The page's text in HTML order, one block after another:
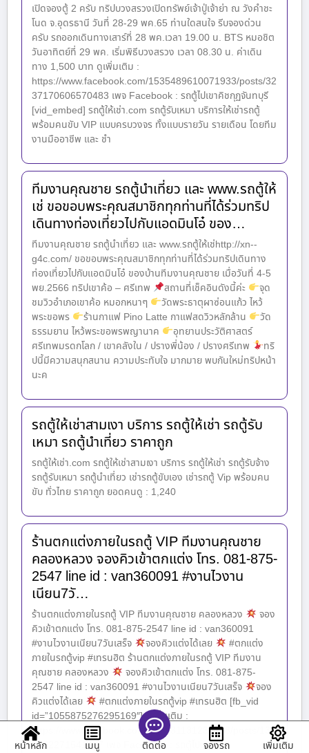
เปิดจองตู้ 2 ครับ ทริปบวงสรวงเปิดทรัพย์เจ้าปู่เจ้าย่า ณ วังคำชะ
โนด จ.อุดรธานี วันที่ 28-29 พค.65 ท่านใดสนใจ รีบจองด่วน
ครับ รถออกเดินทางเสาร์ที่ 28 พค.เวลา 19.00 น. BTS หมอชิต
วันอาทิตย์ที่ 29 พค. เริ่มพิธีบวงสรวง เวลา 08.30 น. ค่าเดิน
ทาง 1,500 บาท ดูเพิ่มเติม :
https://www.facebook.com/1535489610071933/posts/32
37170606570483 เพจ Facebook : รถตู้ไปเขาคิชกุฏจันทบุรี
[vid_embed] รถตู้ให้เช่า.com รถตู้รับเหมา บริการให้เช่ารถตู้
พร้อมคนขับ VIP แบบครบวงจร ทั้งแบบรายวัน รายเดือน โดยทีม
งานมืออาชีพ และ ชำ
ทีมงานคุณชาย รถตู้นำเที่ยว และ www.รถตู้ให้
เช่ ขอขอบพระคุณสมาชิกทุกท่านที่ได้ร่วมทริป
เดินทางท่องเที่ยวไปกับแอดมินโอ๋ ของ…
ทีมงานคุณชาย รถตู้นำเที่ยว และ www.รถตู้ให้เช่http://xn--
g4c.com/ ขอขอบพระคุณสมาชิกทุกท่านที่ได้ร่วมทริปเดินทาง
ท่องเที่ยวไปกับแอดมินโอ๋ ของบ้านทีมงานคุณชาย เมื่อวันที่ 4-5
พย.2566 ทริปเขาค้อ – ศรีเทพ
สถานที่เช็คอินดังนี้ค่ะ
จุด
ชมวิวอำเภอเขาค้อ หมอกหนาๆ
วัดพระธาตุผาซ่อนแก้ว ไหว้
พระขอพร
ร้านกาแฟ Pino Latte กาแฟสดวิวหลักล้าน
วัด
ธรรมยาน ไหว้พระขอพรพญานาค
อุทยานประวัติศาสตร์
ศรีเทพมรดกโลก / เขาคลังใน / ปรางพี่น้อง / ปรางศรีเทพ
ทริ
ปนี้มีความสนุกสนาน ความประทับใจ มากมาย พบกันใหม่ทริปหน้า
นะค
รถตู้ให้เช่าสามเงา บริการ รถตู้ให้เช่า รถตู้รับ
เหมา รถตู้นำเที่ยว ราคาถูก
รถตู้ให้เช่า.com รถตู้ให้เช่าสามเงา บริการ รถตู้ให้เช่า รถตู้รับจ้าง
รถตู้รับเหมา รถตู้นำเที่ยว เช่ารถตู้ขับเอง เช่ารถตู้ Vip พร้อมคน
ขับ ทั่วไทย ราคาถูก ยอดคนดู : 1,240
ร้านตกแต่งภายในรถตู้ VIP ทีมงานคุณชาย
คลองหลวง จองคิวเข้าตกแต่ง โทร. 081-875-
2547 line id : van360091 #งานไวงาน
เนียน7วั…
ร้านตกแต่งภายในรถตู้ VIP ทีมงานคุณชาย คลองหลวง
จอง
คิวเข้าตกแต่ง โทร. 081-875-2547 line id : van360091
#งานไวงานเนียน7วันเสร็จ
จองคิวแต่งได้เลย
#ตกแต่ง
ภายในรถตู้vip #เทรนฮิต ร้านตกแต่งภายในรถตู้ VIP ทีมงาน
คุณชาย คลองหลวง
จองคิวเข้าตกแต่ง โทร. 081-875-
2547 line id : van360091 #งานไวงานเนียน7วันเสร็จ
จอง
คิวแต่งได้เลย
#ตกแต่งภายในรถตู้vip #เทรนฮิต [fb_vid
id=”1055875276295169″] ดูเพิ่มเติม :
https://www.facebook.com/100031131232158/posts/139
5062271541467 เพจ Facebook : รถตู้ไปเ
หน้าหลัก เมนู ติดต่อ จองรถ เพิ่มเติม